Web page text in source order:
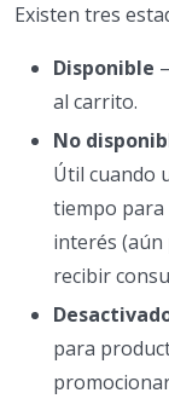
Existen tres
Disponible
al carrito.
No
Útil cuando
tiempo
interés
recibir
para